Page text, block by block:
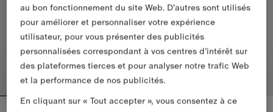
Bottines Huntley en cuir
au bon fonctionnement du site Web. D'autres sont utilisés
pour améliorer et personnaliser votre expérience
utilisateur, pour vous présenter des publicités
personnalisées correspondant à vos centres d’intérêt sur
des plateformes tierces et pour analyser notre trafic Web
et la performance de nos publicités.
En cliquant sur « Tout accepter », vous consentez à ce